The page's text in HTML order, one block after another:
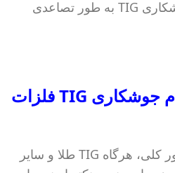
شوند، کاربردهای شکل جوشکاری TIG به طور تصاعدی
ملاحظات ایمنی هنگام جوشکاری TIG فلزات
همانند جوشکاری TIG به طور کلی، هرگاه TIG طلا و سایر